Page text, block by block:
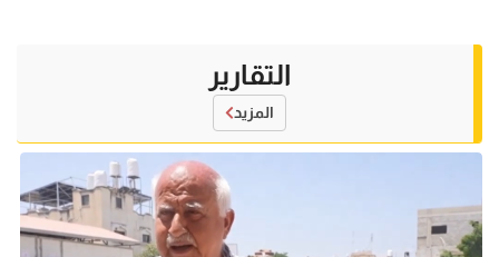
التقارير
المزيد